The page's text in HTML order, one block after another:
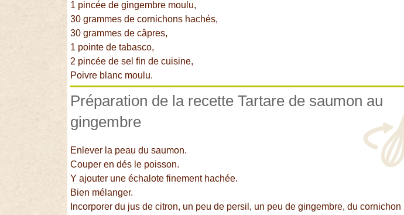
1 pincée de gingembre moulu,
30 grammes de cornichons hachés,
30 grammes de câpres,
1 pointe de tabasco,
2 pincée de sel fin de cuisine,
Poivre blanc moulu.
Préparation de la recette Tartare de saumon au
gingembre
Enlever la peau du saumon.
Couper en dés le poisson.
Y ajouter une échalote finement hachée.
Bien mélanger.
Incorporer du jus de citron, un peu de persil, un peu de gingembre, du cornichon